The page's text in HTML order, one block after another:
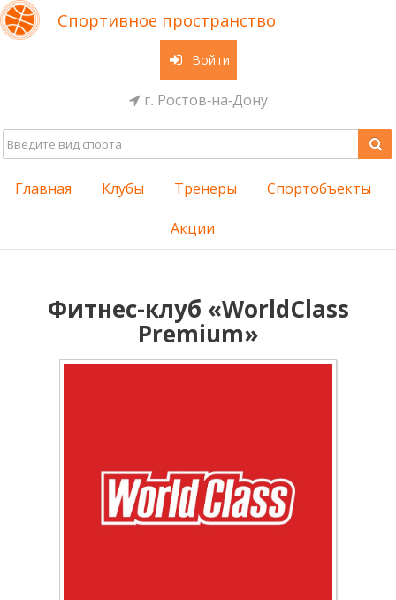
Спортивное пространство
Войти
г. Ростов-на-Дону
Главная Клубы Тренеры Спортобъекты
Акции
Фитнес-клуб «WorldClass
Premium»